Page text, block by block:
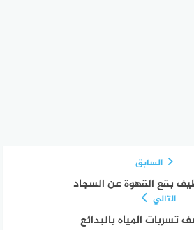
السابق
بقع القهوة عن السجاد
التالي
المياه بالبدائع